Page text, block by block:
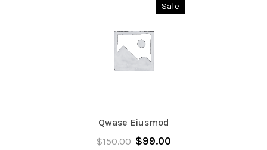
Sale
Qwase Eiusmod
$150.00 $99.00